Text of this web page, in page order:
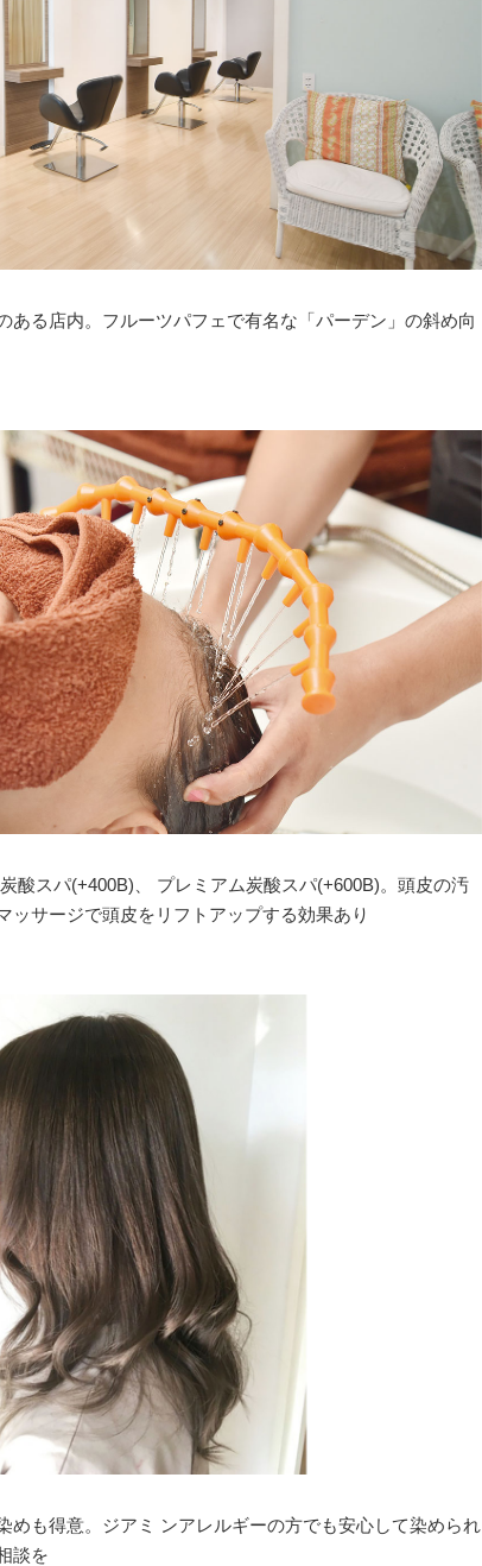
ある店内。フルーツパフェで有名な「パーデン」の斜め向
酸スパ(+400B)、 プレミアム炭酸スパ(+600B)。頭皮の汚
ッサージで頭皮をリフトアップする効果あり
めも得意。ジアミ ンアレルギーの方でも安心して染められ
談を